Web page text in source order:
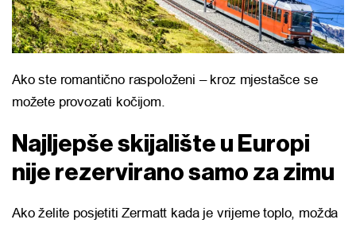
Ako ste romantično raspoloženi – kroz mjestašce se
možete provozati kočijom.
Najljepše skijalište u Europi
nije rezervirano samo za zimu
Ako želite posjetiti Zermatt kada je vrijeme toplo, možda